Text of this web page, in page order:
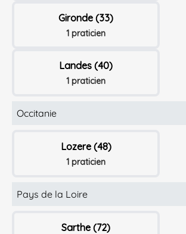
Gironde (33)
1 praticien
Landes (40)
1 praticien
Occitanie
Lozere (48)
1 praticien
Pays de la Loire
Sarthe (72)